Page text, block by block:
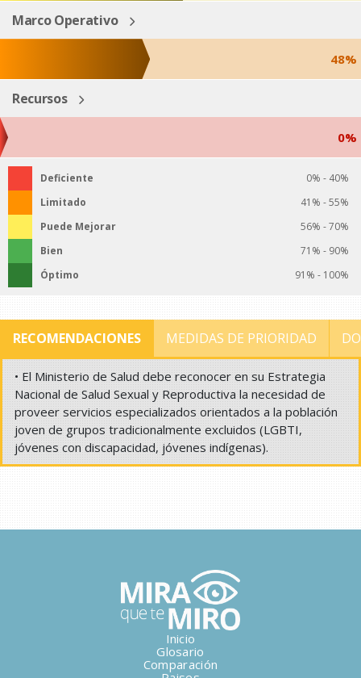
Marco Operativo
48%
Recursos
0%
Deficiente
0% - 40%
Limitado
41% - 55%
Puede Mejorar
56% - 70%
Bien
71% - 90%
Óptimo
91% - 100%
RECOMENDACIONES MEDIDAS DE PRIORIDAD
• El Ministerio de Salud debe reconocer en su Estrategia
Nacional de Salud Sexual y Reproductiva la necesidad de
proveer servicios especializados orientados a la población
joven de grupos tradicionalmente excluidos (LGBTI,
jóvenes con discapacidad, jóvenes indígenas).
Inicio
Glosario
Comparación